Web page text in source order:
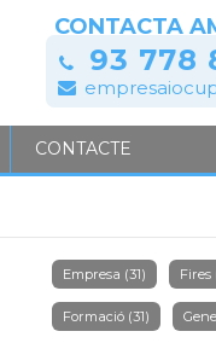
CONTACTA
93 778
CONTACTE
Empresa (31) Fires
Formació (31)